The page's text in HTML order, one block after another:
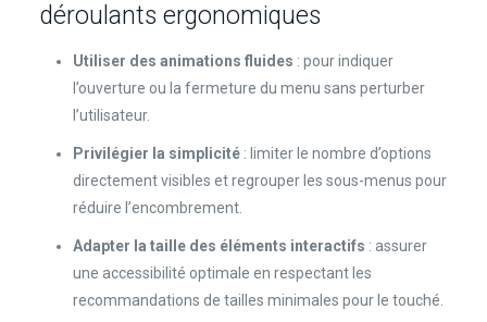
déroulants ergonomiques
Utiliser des animations fluides : pour indiquer
l’ouverture ou la fermeture du menu sans perturber
l’utilisateur.
Privilégier la simplicité: limiter le nombre d’options
directement visibles et regrouper les sous-menus pour
réduire l’encombrement.
Adapter la taille des éléments interactifs : assurer
une accessibilité optimale en respectant les
recommandations de tailles minimales pour le touché.